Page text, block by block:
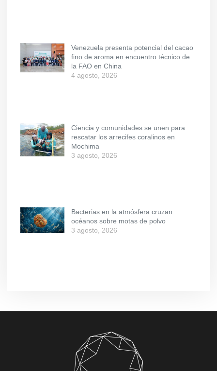
Venezuela presenta potencial del cacao
fino de aroma en encuentro técnico de
la FAO en China
4 agosto, 2026
Ciencia y comunidades se unen para
rescatar los arrecifes coralinos en
Mochima
3 agosto, 2026
Bacterias en la atmósfera cruzan
océanos sobre motas de polvo
3 agosto, 2026